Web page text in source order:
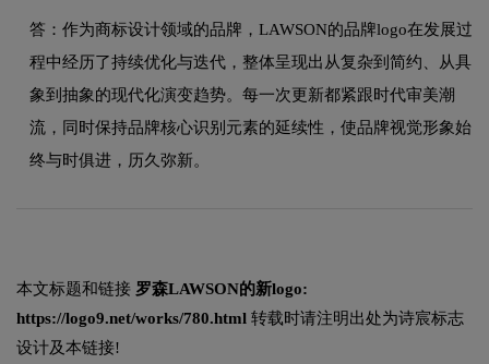
答：作为商标设计领域的品牌，LAWSON的品牌logo在发展过
程中经历了持续优化与迭代，整体呈现出从复杂到简约、从具
象到抽象的现代化演变趋势。每一次更新都紧跟时代审美潮
流，同时保持品牌核心识别元素的延续性，使品牌视觉形象始
终与时俱进，历久弥新。
本文标题和链接 罗森LAWSON的新logo:
https://logo9.net/works/780.html 转载时请注明出处为诗宸标志
设计及本链接!